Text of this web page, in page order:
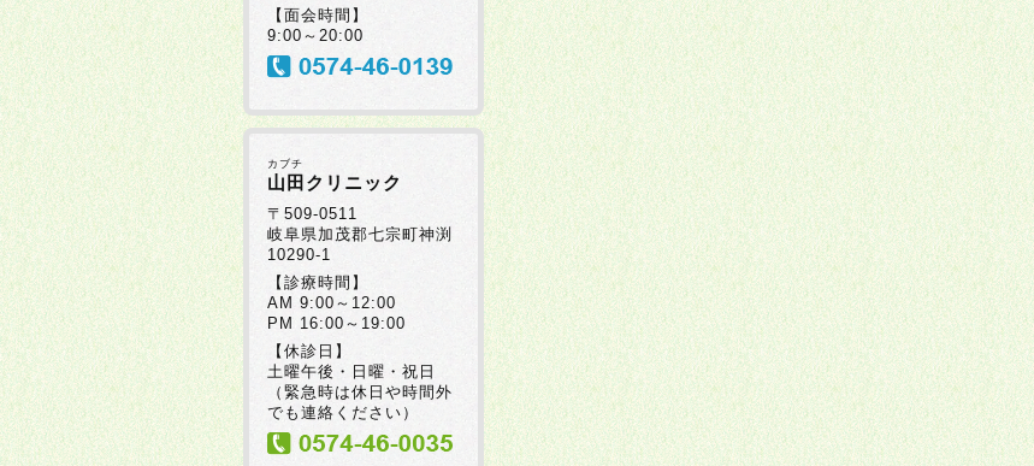
【面会時間】
9:00～20:00
カブチ
山田クリニック
〒509-0511
岐阜県加茂郡七宗町神渕
10290-1
【診療時間】
AM 9:00～12:00
PM 16:00～19:00
【休診日】
土曜午後・日曜・祝日
（緊急時は休日や時間外
でも連絡ください）